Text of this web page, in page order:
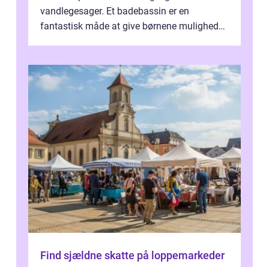
vandlegesager. Et badebassin er en
fantastisk måde at give børnene mulighed
Find sjældne skatte på loppemarkeder